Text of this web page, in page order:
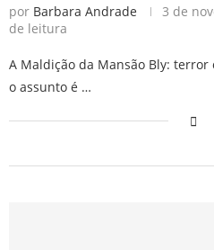
por Barbara Andrade 3 de
de leitura
A Maldição da Mansão Bly:
o assunto é …